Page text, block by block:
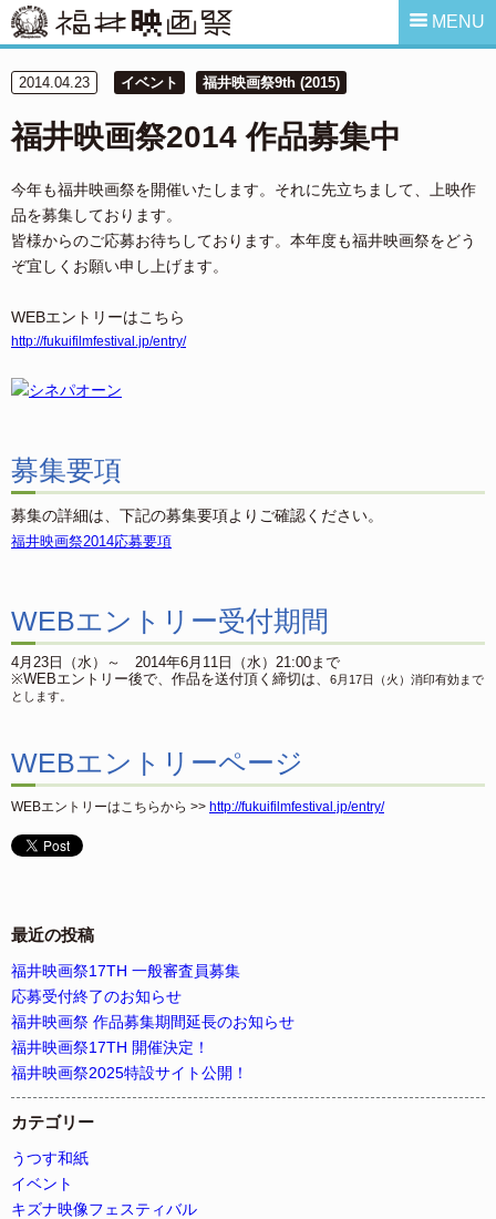
MENU
2014.04.23 イベント 福井映画祭9th (2015)
福井映画祭2014 作品募集中
今年も福井映画祭を開催いたします。それに先立ちまして、上映作
品を募集しております。
皆様からのご応募お待ちしております。本年度も福井映画祭をどう
ぞ宜しくお願い申し上げます。
WEBエントリーはこちら
http://fukuifilmfestival.jp/entry/
募集要項
募集の詳細は、下記の募集要項よりご確認ください。
福井映画祭2014応募要項
WEBエントリー受付期間
4月23日（水）～ 2014年6月11日（水）21:00まで
※WEBエントリー後で、作品を送付頂く締切は、
6月17日（火）消印有効まで
とします。
WEBエントリーページ
WEBエントリーはこちらから >> http://fukuifilmfestival.jp/entry/
最近の投稿
福井映画祭17TH 一般審査員募集
応募受付終了のお知らせ
福井映画祭 作品募集期間延長のお知らせ
福井映画祭17TH 開催決定！
福井映画祭2025特設サイト公開！
カテゴリー
うつす和紙
イベント
キズナ映像フェスティバル